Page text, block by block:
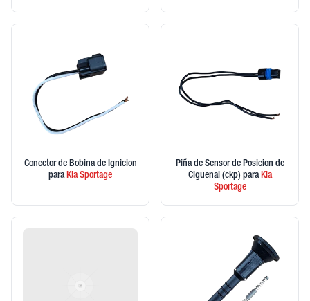
Conector de Bobina de Ignicion
paraKiaSportage
Piña de Sensor de Posicion de
Ciguenal (ckp) paraKia
Sportage